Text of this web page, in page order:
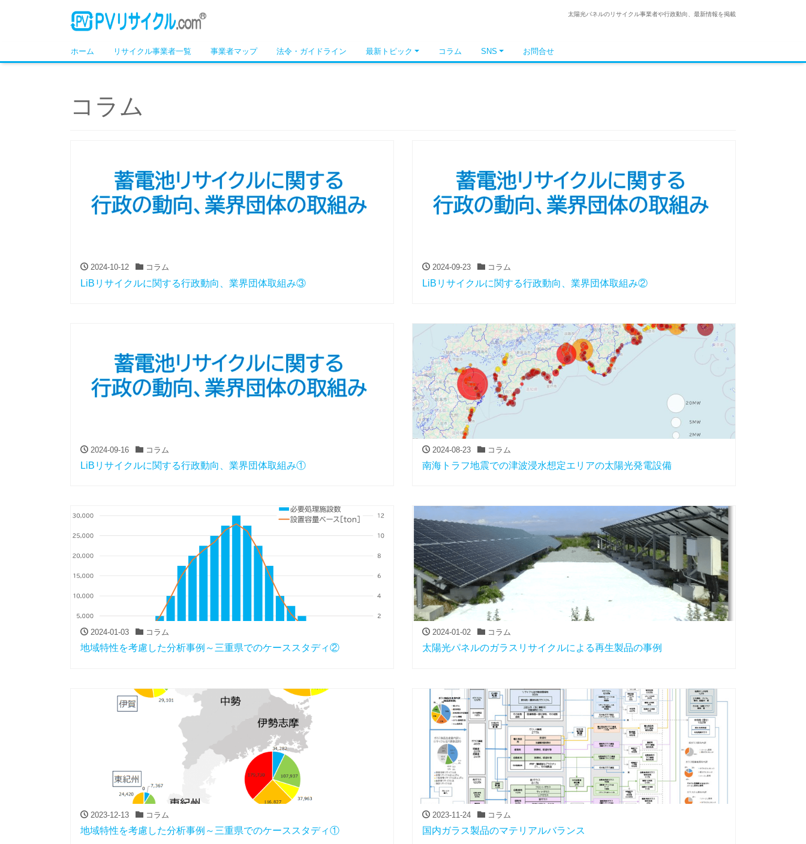
太陽光パネルのリサイクル事業者や行政動向、最新情報を掲載
ホーム リサイクル事業者一覧 事業者マップ 法令・ガイドライン 最新トピック コラム SNS お問合せ
コラム
2024-10-12 コラム
LiBリサイクルに関する行政動向、業界団体取組み③
2024-09-23 コラム
LiBリサイクルに関する行政動向、業界団体取組み②
2024-09-16 コラム
LiBリサイクルに関する行政動向、業界団体取組み①
2024-08-23 コラム
南海トラフ地震での津波浸水想定エリアの太陽光発電設備
2024-01-03 コラム
地域特性を考慮した分析事例～三重県でのケーススタディ②
2024-01-02 コラム
太陽光パネルのガラスリサイクルによる再生製品の事例
2023-12-13 コラム
地域特性を考慮した分析事例～三重県でのケーススタディ①
2023-11-24 コラム
国内ガラス製品のマテリアルバランス